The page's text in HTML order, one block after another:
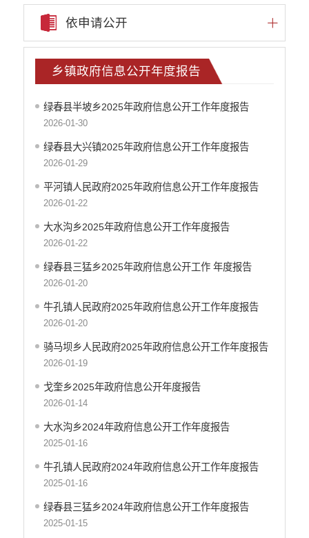
依申请公开
乡镇政府信息公开年度报告
绿春县半坡乡2025年政府信息公开工作年度报告
2026-01-30
绿春县大兴镇2025年政府信息公开工作年度报告
2026-01-29
平河镇人民政府2025年政府信息公开工作年度报告
2026-01-22
大水沟乡2025年政府信息公开工作年度报告
2026-01-22
绿春县三猛乡2025年政府信息公开工作 年度报告
2026-01-20
牛孔镇人民政府2025年政府信息公开工作年度报告
2026-01-20
骑马坝乡人民政府2025年政府信息公开工作年度报告
2026-01-19
戈奎乡2025年政府信息公开年度报告
2026-01-14
大水沟乡2024年政府信息公开工作年度报告
2025-01-16
牛孔镇人民政府2024年政府信息公开工作年度报告
2025-01-16
绿春县三猛乡2024年政府信息公开工作年度报告
2025-01-15